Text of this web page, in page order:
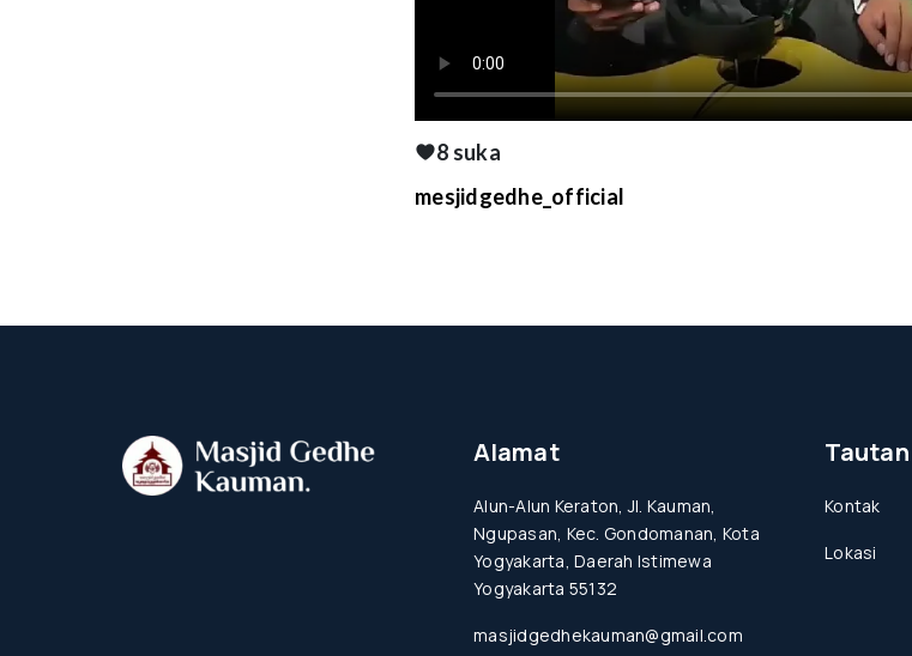
8 suka
mesjidgedhe_official
Alamat
Alun-Alun Keraton, Jl. Kauman,
Ngupasan, Kec. Gondomanan, Kota
Yogyakarta, Daerah Istimewa
Yogyakarta 55132
masjidgedhekauman@gmail.com
Kontak
Lokasi